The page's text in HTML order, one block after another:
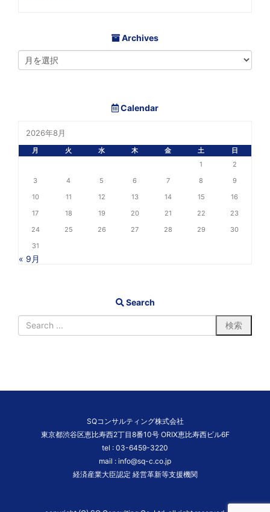
Archives
Calendar
2026年8月
月 火 水 木 金 土
日
1
2
3
4 5 6 7 8
9
10
11 12 13 14 15
16
17
18 19 20 21 22
23
24
25 26 27 28 29
30
31
« 9月
Search
SQコンサルティング株式会社
東京都渋谷区恵比寿西2丁目8番10号 ORIX恵比寿西ビル6F
tel : 03-6459-3220
mail : info@sq-c.co.jp
経済産業大臣認定 経営革新等支援機関